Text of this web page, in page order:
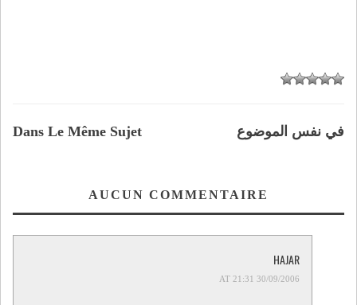
Dans Le Même Sujet في نفس الموضوع
AUCUN COMMENTAIRE
HAJAR
30/09/2006 AT 21:31